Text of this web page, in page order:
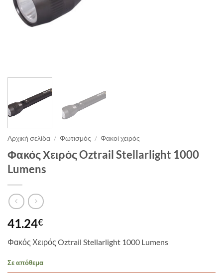
Αρχική σελίδα / Φωτισμός / Φακοί χειρός
Φακός Χειρός Oztrail Stellarlight 1000
Lumens
41.24€
Φακός Χειρός Oztrail Stellarlight 1000 Lumens
Σε απόθεμα